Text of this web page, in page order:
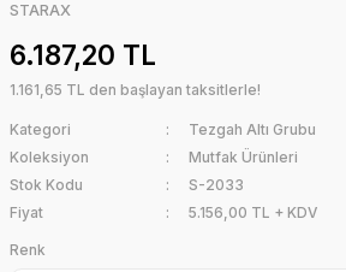
STARAX
6.187,20 TL
1.161,65 TL den başlayan taksitlerle!
Kategori
Tezgah Altı Grubu
Koleksiyon
Mutfak Ürünleri
Stok Kodu
S-2033
Fiyat
5.156,00 TL + KDV
Renk